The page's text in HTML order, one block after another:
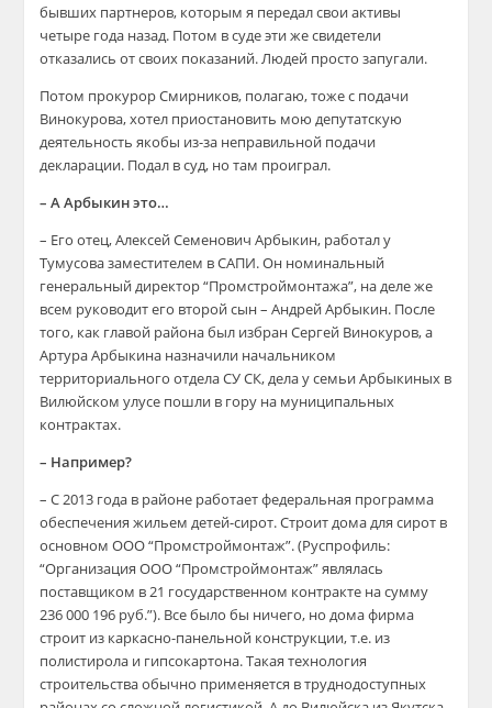
бывших партнеров, которым я передал свои активы
четыре года назад. Потом в суде эти же свидетели
отказались от своих показаний. Людей просто запугали.
Потом прокурор Смирников, полагаю, тоже с подачи
Винокурова, хотел приостановить мою депутатскую
деятельность якобы из-за неправильной подачи
декларации. Подал в суд, но там проиграл.
– А Арбыкин это…
– Его отец, Алексей Семенович Арбыкин, работал у
Тумусова заместителем в САПИ. Он номинальный
генеральный директор “Промстроймонтажа”, на деле же
всем руководит его второй сын – Андрей Арбыкин. После
того, как главой района был избран Сергей Винокуров, а
Артура Арбыкина назначили начальником
территориального отдела СУ СК, дела у семьи Арбыкиных в
Вилюйском улусе пошли в гору на муниципальных
контрактах.
– Например?
– С 2013 года в районе работает федеральная программа
обеспечения жильем детей-сирот. Строит дома для сирот в
основном ООО “Промстроймонтаж”. (Руспрофиль:
“Организация ООО “Промстроймонтаж” являлась
поставщиком в 21 государственном контракте на сумму
236 000 196 руб.”). Все было бы ничего, но дома фирма
строит из каркасно-панельной конструкции, т.е. из
полистирола и гипсокартона. Такая технология
строительства обычно применяется в труднодоступных